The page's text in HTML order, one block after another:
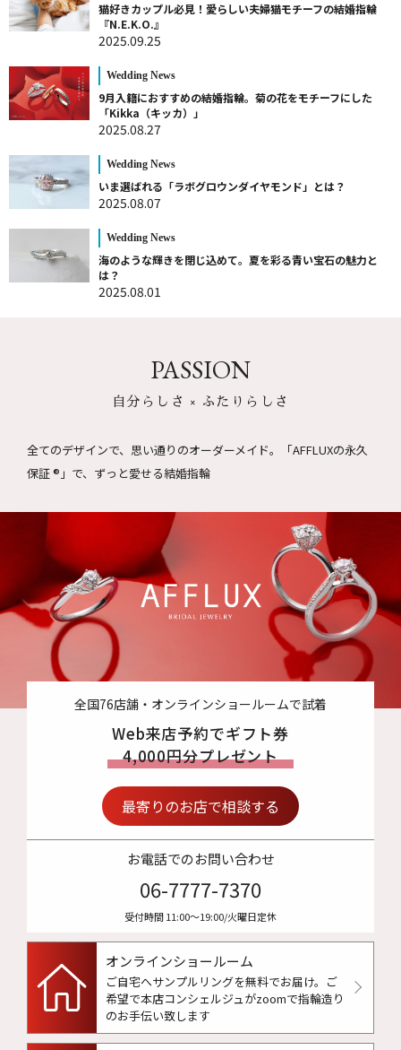
猫好きカップル必見！愛らしい夫婦猫モチーフの結婚指輪
『N.E.K.O.』
2025.09.25
Wedding News
9月入籍におすすめの結婚指輪。菊の花をモチーフにした
「Kikka（キッカ）」
2025.08.27
Wedding News
いま選ばれる「ラボグロウンダイヤモンド」とは？
2025.08.07
Wedding News
海のような輝きを閉じ込めて。夏を彩る青い宝石の魅力と
は？
2025.08.01
PASSION
自分らしさ × ふたりらしさ
全てのデザインで、思い通りのオーダーメイド。
「AFFLUXの永久
保証 ®」で、ずっと愛せる結婚指輪
全国76店舗・オンラインショールームで試着
Web来店予約でギフト券
4,000円分プレゼント
最寄りのお店で相談する
お電話でのお問い合わせ
06-7777-7370
受付時間 11:00〜19:00/火曜日定休
オンラインショールーム
ご自宅へサンプルリングを無料でお届け。 ご
希望で本店コンシェルジュがzoomで指輪造り
のお手伝い致します